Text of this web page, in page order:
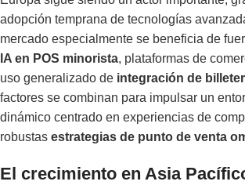
adopción temprana de tecnologías
mercado especialmente se beneficia de
IA en POS minorista, plataformas de
uso generalizado de integración de
factores se combinan para impulsar un
dinámico centrado en experiencias de
robustas estrategias de punto de venta
El crecimiento en Asia